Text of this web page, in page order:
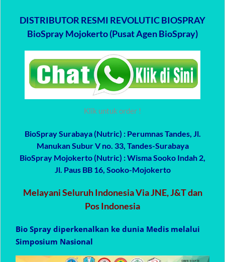
DISTRIBUTOR RESMI REVOLUTIC BIOSPRAY
BioSpray Mojokerto (Pusat Agen BioSpray)
Klik untuk order !
BioSpray Surabaya (Nutric) : Perumnas Tandes, Jl.
Manukan Subur V no. 33, Tandes-Surabaya
BioSpray Mojokerto (Nutric) : Wisma Sooko Indah 2,
Jl. Paus BB 16, Sooko-Mojokerto
Melayani Seluruh Indonesia Via JNE, J&T dan
Pos Indonesia
Bio Spray diperkenalkan ke dunia Medis melalui
Simposium Nasional